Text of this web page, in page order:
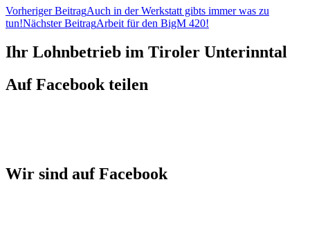
Vorheriger BeitragAuch in der Werkstatt gibts immer was zu
tun!Nächster BeitragArbeit für den BigM 420!
Ihr Lohnbetrieb im Tiroler Unterinntal
Auf Facebook teilen
Wir sind auf Facebook